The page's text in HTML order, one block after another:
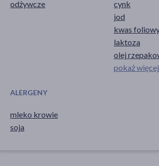
odżywcze
cynk
jod
kwas
laktoza
olej
pokaż więcej
ALERGENY
mleko krowie
soja